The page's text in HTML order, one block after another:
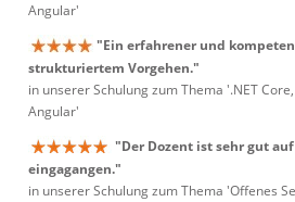
Angular'
"Ein erfahrener und
strukturiertem Vorgehen."
in unserer Schulung zum Thema '.NET
Angular'
"Der Dozent ist sehr gut
eingagangen."
in unserer Schulung zum Thema 'Offenes